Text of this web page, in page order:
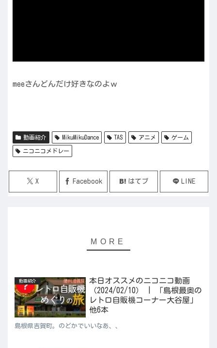
meeさんどんだけ好きなのよｗ
動画紹介 MikuMikuDance TAS アニメ ゲーム
ニコニコメドレー
X Facebook はてブ LINE
動画紹介
本日オススメのニコニコ動画
（2024/02/10） | 「島根最奥の
レトロ自販機コーナー大谷屋」
他6本
島根県吉賀町。のどかでいいなあ、、